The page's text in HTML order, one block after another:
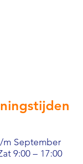
September
9:00 – 17:00